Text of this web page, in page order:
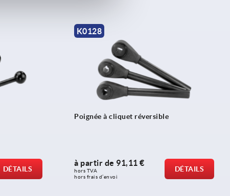
DÉTAILS
K0128
Poignée à cliquet réversible
à partir de 91,11 €
hors TVA
hors frais d’envoi
DÉTAILS